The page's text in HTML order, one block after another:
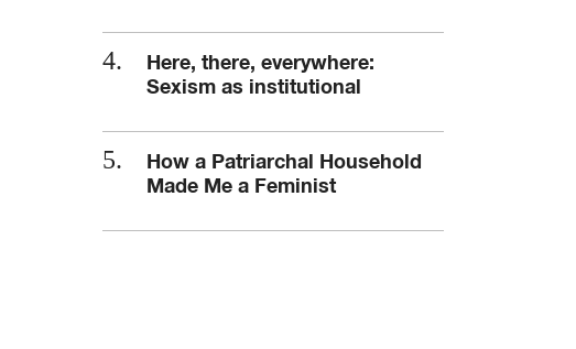
Here, there, everywhere:
Sexism as institutional
How a Patriarchal Household
Made Me a Feminist